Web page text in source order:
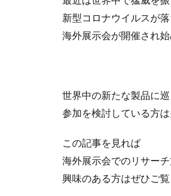
新型コロナウイルスが落
海外展示会が開催され始
世界中の新たな製品に巡
参加を検討している方
この記事を見れば
海外展示会でのリサー
興味のある方はぜひご覧